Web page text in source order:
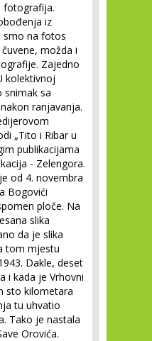
fotografija.
iz
smo na fotos
možda i
Zajedno
kolektivnoj
snimak sa
ranjavanja.
„Tito i Ribar u
publikacijama
- Zelengora.
od 4. novembra
Bogovići
ploče. Na
slika
da je slika
tom mjestu
Dakle, deset
i kada je Vrhovni
sto kilometara
tu uhvatio
Tako je nastala
Orovića.